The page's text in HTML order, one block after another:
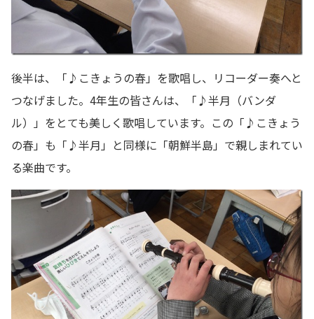
後半は、「♪こきょうの春」を歌唱し、リコーダー奏へと
つなげました。4年生の皆さんは、「♪半月（バンダ
ル）」をとても美しく歌唱しています。この「♪こきょう
の春」も「♪半月」と同様に「朝鮮半島」で親しまれてい
る楽曲です。